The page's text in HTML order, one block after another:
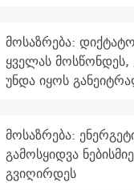
მოსაზრება:
ყველას მოსწონდეს,
უნდა იყოს
მოსაზრება:
გამოსყიდვა
გვიღირდეს